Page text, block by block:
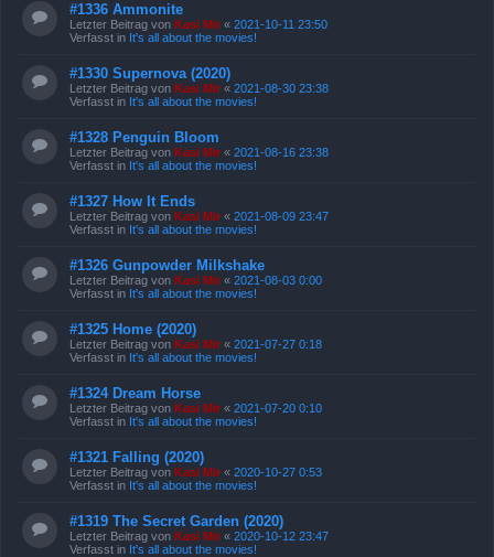
#1336 Ammonite
Letzter Beitrag von Kasi Mir « 2021-10-11 23:50
Verfasst in It's all about the movies!
#1330 Supernova (2020)
Letzter Beitrag von Kasi Mir « 2021-08-30 23:38
Verfasst in It's all about the movies!
#1328 Penguin Bloom
Letzter Beitrag von Kasi Mir « 2021-08-16 23:38
Verfasst in It's all about the movies!
#1327 How It Ends
Letzter Beitrag von Kasi Mir « 2021-08-09 23:47
Verfasst in It's all about the movies!
#1326 Gunpowder Milkshake
Letzter Beitrag von Kasi Mir « 2021-08-03 0:00
Verfasst in It's all about the movies!
#1325 Home (2020)
Letzter Beitrag von Kasi Mir « 2021-07-27 0:18
Verfasst in It's all about the movies!
#1324 Dream Horse
Letzter Beitrag von Kasi Mir « 2021-07-20 0:10
Verfasst in It's all about the movies!
#1321 Falling (2020)
Letzter Beitrag von Kasi Mir « 2020-10-27 0:53
Verfasst in It's all about the movies!
#1319 The Secret Garden (2020)
Letzter Beitrag von Kasi Mir « 2020-10-12 23:47
Verfasst in It's all about the movies!